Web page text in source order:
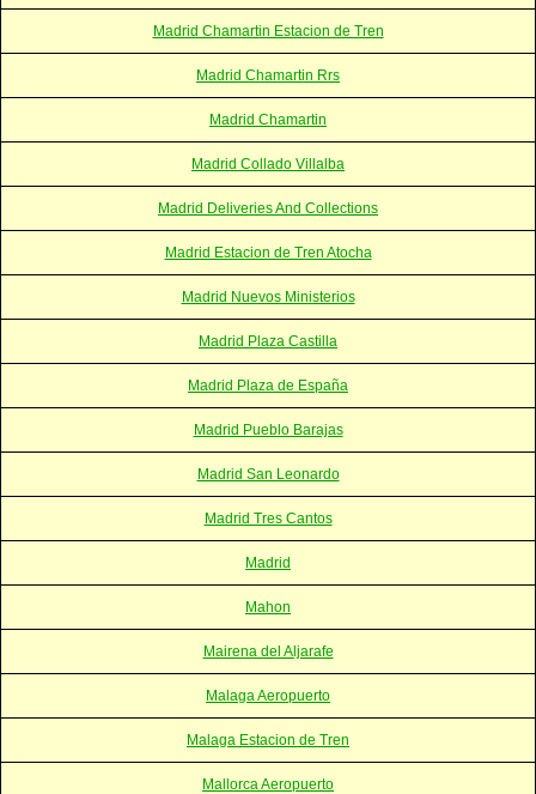
Madrid Chamartin Estacion de Tren
Madrid Chamartin Rrs
Madrid Chamartin
Madrid Collado Villalba
Madrid Deliveries And Collections
Madrid Estacion de Tren Atocha
Madrid Nuevos Ministerios
Madrid Plaza Castilla
Madrid Plaza de España
Madrid Pueblo Barajas
Madrid San Leonardo
Madrid Tres Cantos
Madrid
Mahon
Mairena del Aljarafe
Malaga Aeropuerto
Malaga Estacion de Tren
Mallorca Aeropuerto